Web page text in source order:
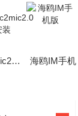
海鸥IM手机